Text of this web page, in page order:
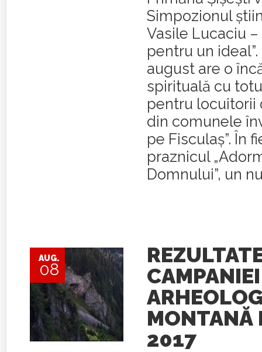
Simpozionul
Vasile Lucaciu
pentru un
august are o
spirituală cu
pentru locuitorii
din comunele
pe Fisculaş”. În
praznicul
Domnului”, un
AUG.
08
MONTANĂ
2017